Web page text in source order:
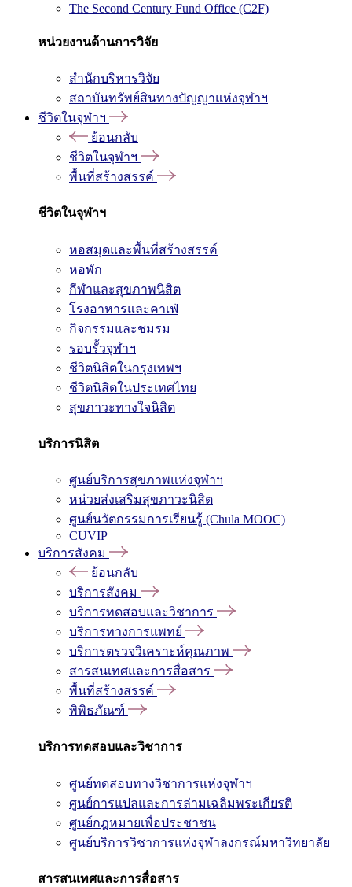
The Second Century Fund Office (C2F)
หน่วยงานด้านการวิจัย
สำนักบริหารวิจัย
สถาบันทรัพย์สินทางปัญญาแห่งจุฬาฯ
ชีวิตในจุฬาฯ
ย้อนกลับ
ชีวิตในจุฬาฯ
พื้นที่สร้างสรรค์
ชีวิตในจุฬาฯ
หอสมุดและพื้นที่สร้างสรรค์
หอพัก
กีฬาและสุขภาพนิสิต
โรงอาหารและคาเฟ่
กิจกรรมและชมรม
รอบรั้วจุฬาฯ
ชีวิตนิสิตในกรุงเทพฯ
ชีวิตนิสิตในประเทศไทย
สุขภาวะทางใจนิสิต
บริการนิสิต
ศูนย์บริการสุขภาพแห่งจุฬาฯ
หน่วยส่งเสริมสุขภาวะนิสิต
ศูนย์นวัตกรรมการเรียนรู้ (Chula MOOC)
CUVIP
บริการสังคม
ย้อนกลับ
บริการสังคม
บริการทดสอบและวิชาการ
บริการทางการแพทย์
บริการตรวจวิเคราะห์คุณภาพ
สารสนเทศและการสื่อสาร
พื้นที่สร้างสรรค์
พิพิธภัณฑ์
บริการทดสอบและวิชาการ
ศูนย์ทดสอบทางวิชาการแห่งจุฬาฯ
ศูนย์การแปลและการล่ามเฉลิมพระเกียรติ
ศูนย์กฎหมายเพื่อประชาชน
ศูนย์บริการวิชาการแห่งจุฬาลงกรณ์มหาวิทยาลัย
สารสนเทศและการสื่อสาร